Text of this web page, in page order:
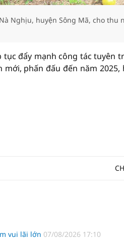
Nghịu, huyện Sông Mã, cho thu
đẩy mạnh công tác tuyên
phấn đấu đến năm 2025,
vui lãi lớn 07/08/2026 17:10